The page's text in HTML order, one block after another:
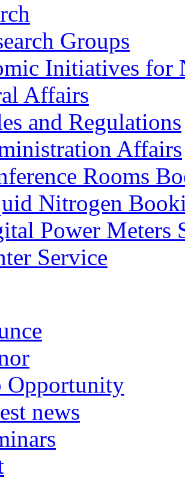
Groups
Initiatives for
Affairs
and Regulations
Affairs
Rooms
Nitrogen
Power Meters
Service
Opportunity
news